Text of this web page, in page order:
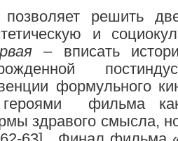
решить две
и
– вписать
формульного
фильма
здравого смысла,